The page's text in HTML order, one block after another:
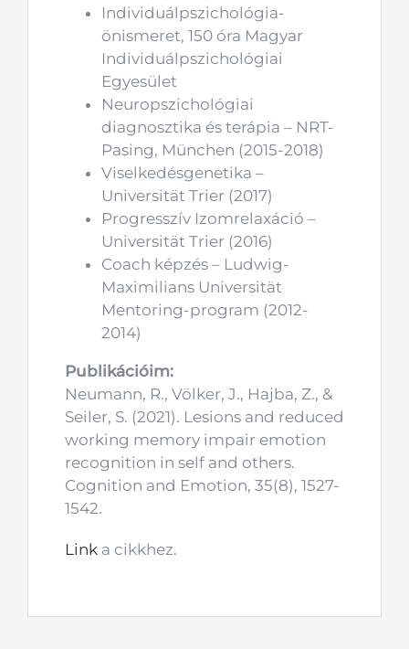
Individuálpszichológia-
önismeret, 150 óra Magyar
Individuálpszichológiai
Egyesület
Neuropszichológiai
diagnosztika és terápia – NRT-
Pasing, München (2015-2018)
Viselkedésgenetika –
Universität Trier (2017)
Progresszív Izomrelaxáció –
Universität Trier (2016)
Coach képzés – Ludwig-
Maximilians Universität
Mentoring-program (2012-
2014)
Publikációim:
Neumann, R., Völker, J., Hajba, Z., &
Seiler, S. (2021). Lesions and reduced
working memory impair emotion
recognition in self and others.
Cognition and Emotion, 35(8), 1527-
1542.
Linka cikkhez.